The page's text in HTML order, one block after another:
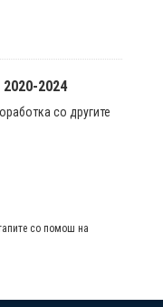
2024
со другите
со помош на